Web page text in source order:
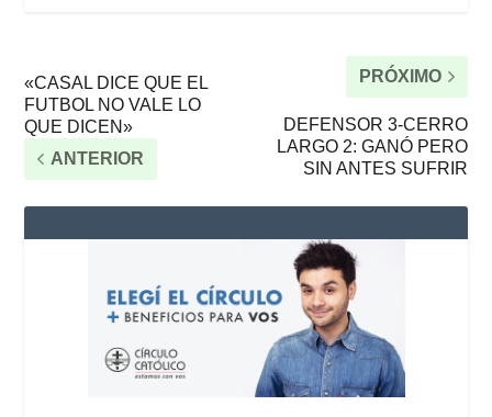
«CASAL DICE QUE EL
FUTBOL NO VALE LO
QUE DICEN»
ANTERIOR
PRÓXIMO
DEFENSOR 3-CERRO
LARGO 2: GANÓ PERO
SIN ANTES SUFRIR